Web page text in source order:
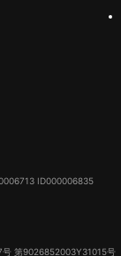
ID000006835
第9026852003Y31015号